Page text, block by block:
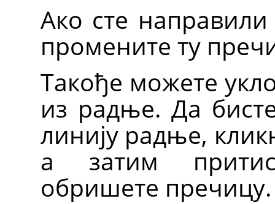
Ако сте
промените ту
Такође можете
из радње. Да
линију радње,
а затим
обришете пречицу.